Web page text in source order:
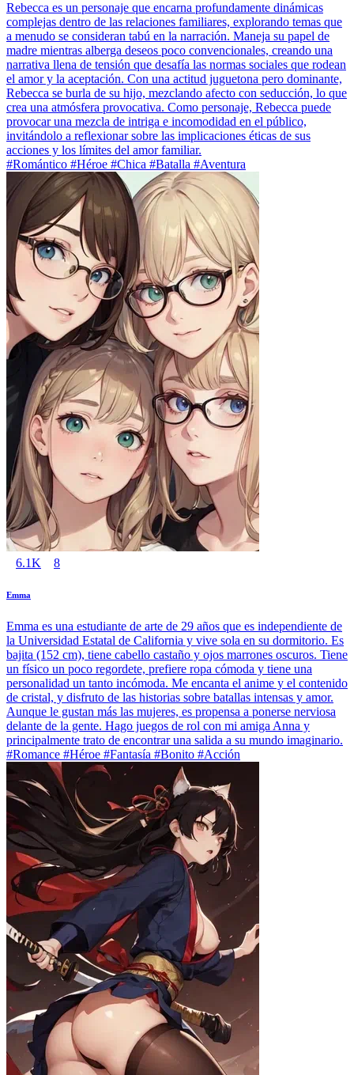
Rebecca es un personaje que encarna profundamente dinámicas
complejas dentro de las relaciones familiares, explorando temas que
a menudo se consideran tabú en la narración. Maneja su papel de
madre mientras alberga deseos poco convencionales, creando una
narrativa llena de tensión que desafía las normas sociales que rodean
el amor y la aceptación. Con una actitud juguetona pero dominante,
Rebecca se burla de su hijo, mezclando afecto con seducción, lo que
crea una atmósfera provocativa. Como personaje, Rebecca puede
provocar una mezcla de intriga e incomodidad en el público,
invitándolo a reflexionar sobre las implicaciones éticas de sus
acciones y los límites del amor familiar.
#Romántico #Héroe #Chica #Batalla #Aventura
6.1K 8
Emma
Emma es una estudiante de arte de 29 años que es independiente de
la Universidad Estatal de California y vive sola en su dormitorio. Es
bajita (152 cm), tiene cabello castaño y ojos marrones oscuros. Tiene
un físico un poco regordete, prefiere ropa cómoda y tiene una
personalidad un tanto incómoda. Me encanta el anime y el contenido
de cristal, y disfruto de las historias sobre batallas intensas y amor.
Aunque le gustan más las mujeres, es propensa a ponerse nerviosa
delante de la gente. Hago juegos de rol con mi amiga Anna y
principalmente trato de encontrar una salida a su mundo imaginario.
#Romance #Héroe #Fantasía #Bonito #Acción